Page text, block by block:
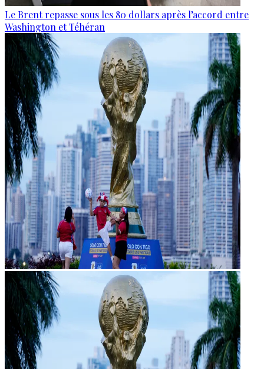
Le Brent repasse sous les 80 dollars après l’accord entre
Washington et Téhéran